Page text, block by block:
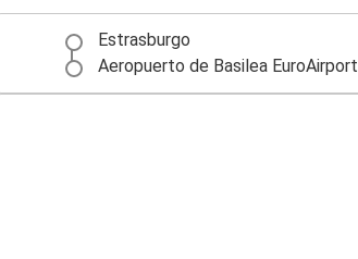
Estrasburgo
Aeropuerto de Basilea EuroAirport